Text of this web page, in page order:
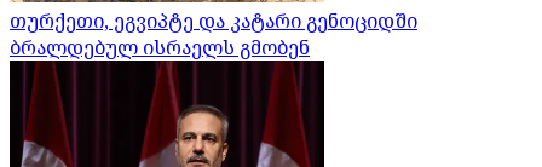
თურქეთი, ეგვიპტე და კატარი გენოციდში
ბრალდებულ ისრაელს გმობენ